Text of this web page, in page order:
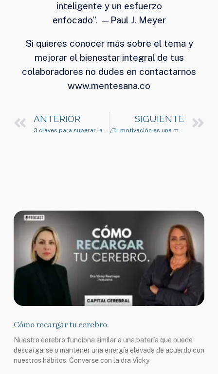
inteligente y un esfuerzo
enfocado”. —Paul J. Meyer
Si quieres conocer más sobre el tema y
mejorar el bienestar integral de tus
colaboradores no dudes en contactarnos
www.mentesana.co
ANTERIOR
3 claves para superar la incertidumbre
SIGUIENTE
¿Tu motivación es una montaña rusa?
Cómo recargar tu cerebro.
Nuestro cerebro funciona similar a una batería que puede
descargarse o mantener una energía elevada de acuerdo con
nuestros hábitos. Converse con la dra Vicky